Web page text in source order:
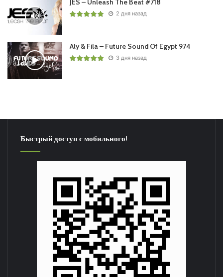
JES – Unleash The Beat #718
2 дня назад
Aly & Fila – Future Sound Of Egypt 974
3 дня назад
Быстрый доступ с мобильного!